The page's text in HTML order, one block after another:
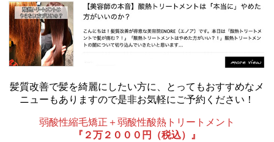
髪質改善で髪を綺麗にしたい方に、とってもおすすめなメ
ニューもありますので是非お気軽にご予約ください！
弱酸性縮毛矯正＋弱酸性酸熱トリートメント
『２万２０００円（税込）』